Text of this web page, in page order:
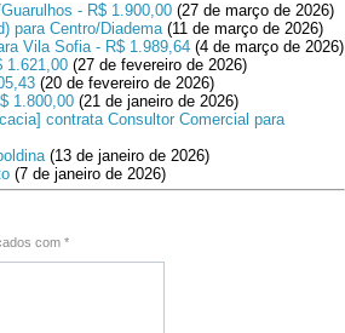
- R$ 1.900,00 (27 de março de 2026)
para Centro/Diadema(11 de março de 2026)
Vila Sofia - R$ 1.989,64 (4 de março de 2026)
1.621,00 (27 de fevereiro de 2026)
(20 de fevereiro de 2026)
1.800,00 (21 de janeiro de 2026)
contrata Consultor Comercial para
(13 de janeiro de 2026)
(7 de janeiro de 2026)
com *